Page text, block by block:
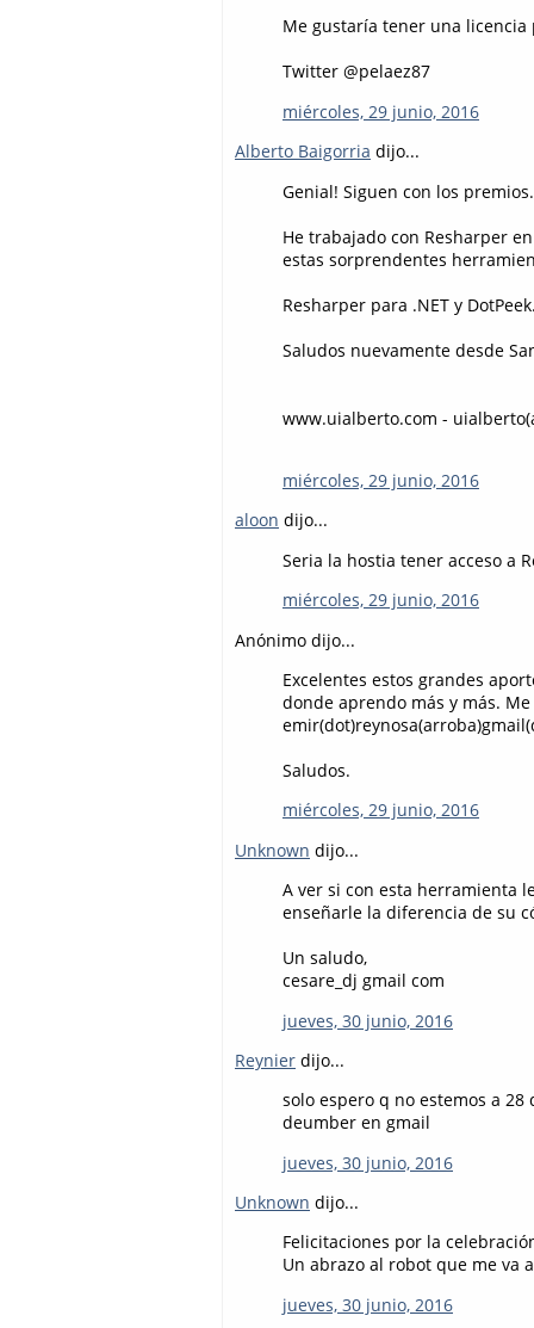
Me gustaría tener una licencia
Twitter @pelaez87
miércoles, 29 junio, 2016
Alberto Baigorria dijo...
Genial! Siguen con los
He trabajado con Resharper
estas sorprendentes
Resharper para .NET y
Saludos nuevamente desde
www.uialberto.com -
miércoles, 29 junio, 2016
aloon dijo...
Seria la hostia tener acceso a
miércoles, 29 junio, 2016
Anónimo dijo...
Excelentes estos grandes
donde aprendo más y más.
Saludos.
miércoles, 29 junio, 2016
Unknown dijo...
A ver si con esta herramienta
enseñarle la diferencia de su
Un saludo,
cesare_dj gmail com
jueves, 30 junio, 2016
Reynier dijo...
solo espero q no estemos a
deumber en gmail
jueves, 30 junio, 2016
Unknown dijo...
Felicitaciones por la
Un abrazo al robot que me va
jueves, 30 junio, 2016